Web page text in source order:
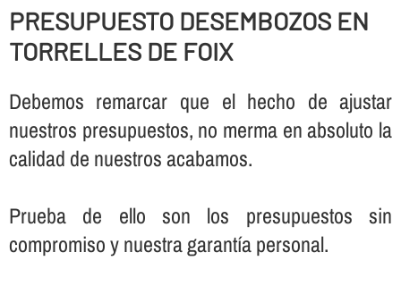
PRESUPUESTO DESEMBOZOS EN
TORRELLES DE FOIX
Debemos remarcar que el hecho de ajustar
nuestros presupuestos, no merma en absoluto la
calidad de nuestros acabamos.
Prueba de ello son los presupuestos sin
compromiso y nuestra garantí­a personal.